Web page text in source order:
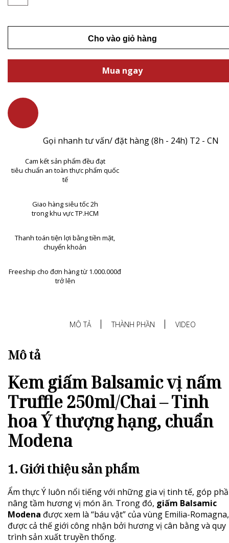
Cho vào giỏ hàng
Mua ngay
Gọi nhanh tư vấn/ đặt hàng (8h - 24h) T2 - CN
Cam kết sản phẩm đều đạt
tiêu chuẩn an toàn thực phẩm quốc
tế
Giao hàng siêu tốc 2h
trong khu vực TP.HCM
Thanh toán tiện lợi bằng tiền mặt,
chuyển khoản
Freeship cho đơn hàng từ 1.000.000đ
trở lên
MÔ TẢ THÀNH PHẦN VIDEO
Mô tả
Kem giấm Balsamic vị nấm
Truffle 250ml/Chai – Tinh
hoa Ý thượng hạng, chuẩn
Modena
1. Giới thiệu sản phẩm
Ẩm thực Ý luôn nổi tiếng với những gia vị tinh tế, góp
nâng tầm hương vị món ăn. Trong đó, giấm Balsamic
Modena được xem là “báu vật” của vùng Emilia-Romagna,
được cả thế giới công nhận bởi hương vị cân bằng và quy
trình sản xuất truyền thống.